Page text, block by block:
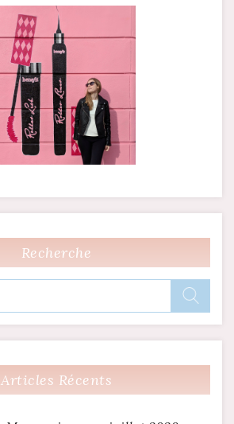
Recherche
Articles Récents